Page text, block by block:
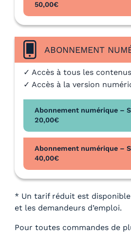
50,00€
ABONNEMENT
✓ Accès à tous les
✓ Accès à la version
Abonnement numérique –
20,00€
Abonnement numérique –
40,00€
* Un tarif réduit est
et les demandeurs d’emploi.
Pour toutes commandes de